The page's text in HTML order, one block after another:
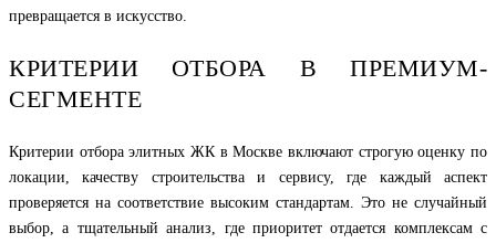
превращается в искусство.
КРИТЕРИИ ОТБОРА В ПРЕМИУМ-
СЕГМЕНТЕ
Критерии отбора элитных ЖК в Москве включают строгую оценку по
локации, качеству строительства и сервису, где каждый аспект
проверяется на соответствие высоким стандартам. Это не случайный
выбор, а тщательный анализ, где приоритет отдается комплексам с